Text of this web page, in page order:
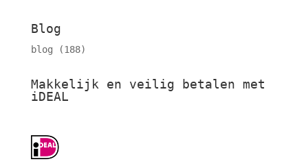
Blog
blog (188)
Makkelijk en veilig betalen met
iDEAL